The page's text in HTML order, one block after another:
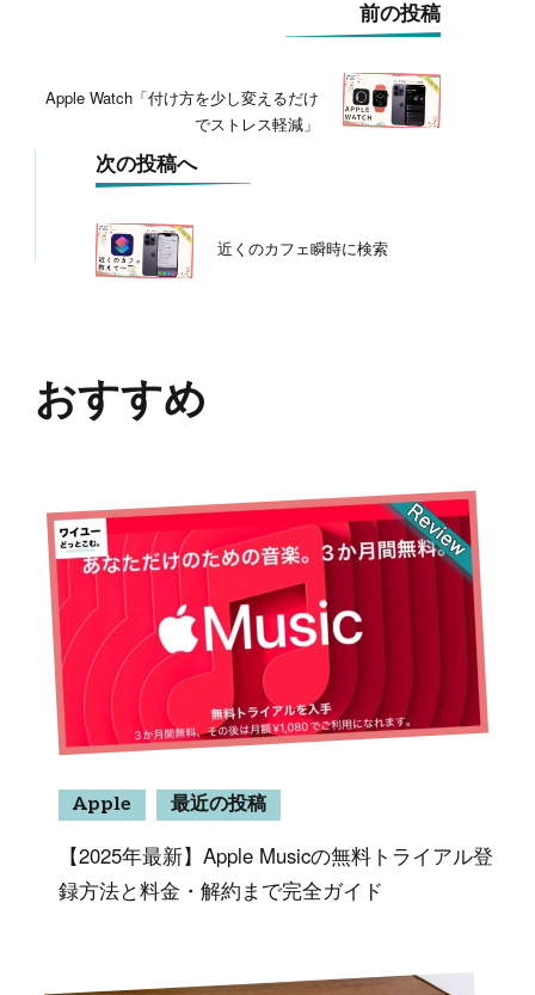
ゲ
ー
前の投稿
Apple Watch「付け方を少し変えるだけ
でストレス軽減」
次の投稿へ
近くのカフェ瞬時に検索
おすすめ
Apple 最近の投稿
【2025年最新】Apple Musicの無料トライアル登
録方法と料金・解約まで完全ガイド